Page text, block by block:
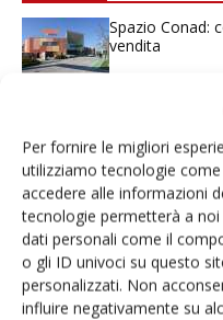
Per fornire le migliori
utilizziamo tecnologie
accedere alle informazioni
tecnologie permetterà a
dati personali come il
o gli ID univoci su questo
personalizzati. Non
influire negativamente su
Spazio Conad:
vendita
L’ortofrutta di
Ai
Non è una
categoria
Andamento
2026